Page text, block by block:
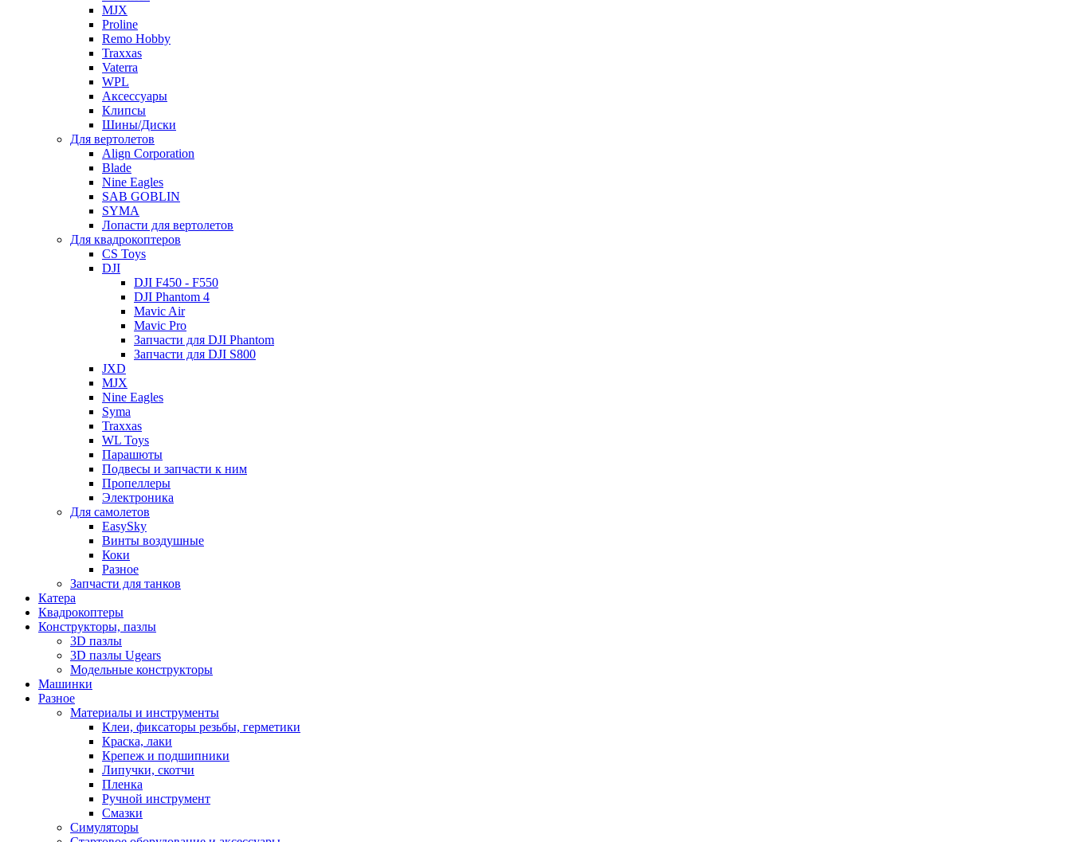
MJX
Proline
Remo Hobby
Traxxas
Vaterra
WPL
Аксессуары
Клипсы
Шины/Диски
Для вертолетов
Align Corporation
Blade
Nine Eagles
SAB GOBLIN
SYMA
Лопасти для вертолетов
Для квадрокоптеров
CS Toys
DJI
DJI F450 - F550
DJI Phantom 4
Mavic Air
Mavic Pro
Запчасти для DJI Phantom
Запчасти для DJI S800
JXD
MJX
Nine Eagles
Syma
Traxxas
WL Toys
Парашюты
Подвесы и запчасти к ним
Пропеллеры
Электроника
Для самолетов
EasySky
Винты воздушные
Коки
Разное
Запчасти для танков
Катера
Квадрокоптеры
Конструкторы, пазлы
3D пазлы
3D пазлы Ugears
Модельные конструкторы
Машинки
Разное
Материалы и инструменты
Клеи, фиксаторы резьбы, герметики
Краска, лаки
Крепеж и подшипники
Липучки, скотчи
Пленка
Ручной инструмент
Смазки
Симуляторы